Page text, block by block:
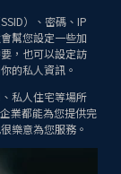
）、密碼、IP
幫您設定一些加
，也可以設定訪
的私人資訊。
私人住宅等場所
業都能為您提供完
樂意為您服務。